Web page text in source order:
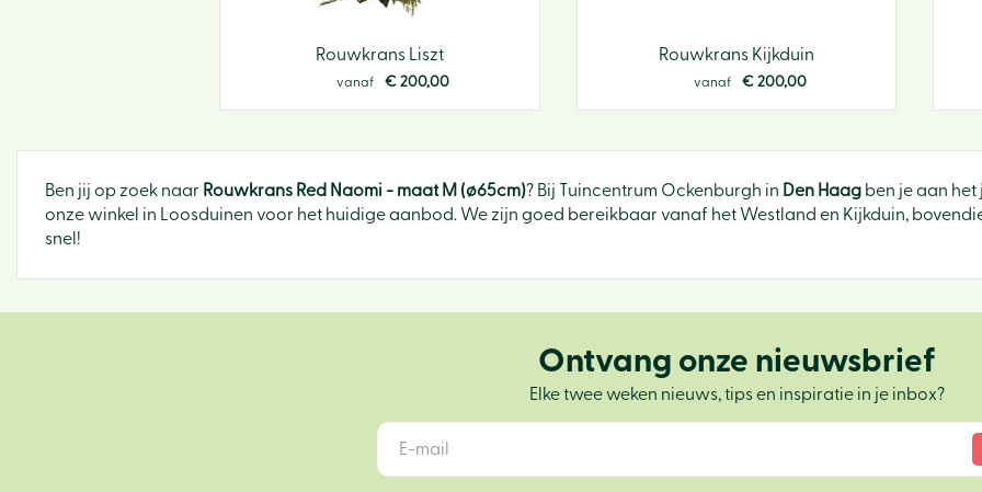
Rouwkrans Liszt
vanaf € 200,00
Rouwkrans Kijkduin
vanaf € 200,00
Ben jij op zoek naar Rouwkrans Red Naomi - maat M (ø65cm)? Bij Tuincentrum Ockenburgh in Den Haag ben je aan
onze winkel in Loosduinen voor het huidige aanbod. We zijn goed bereikbaar vanaf het Westland en Kijkduin,
snel!
Ontvang onze nieuwsbrief
Elke twee weken nieuws, tips en inspiratie in je inbox?